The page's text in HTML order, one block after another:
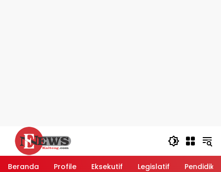
Langsung
konten
Beranda
Profile Eksekutif Legislatif